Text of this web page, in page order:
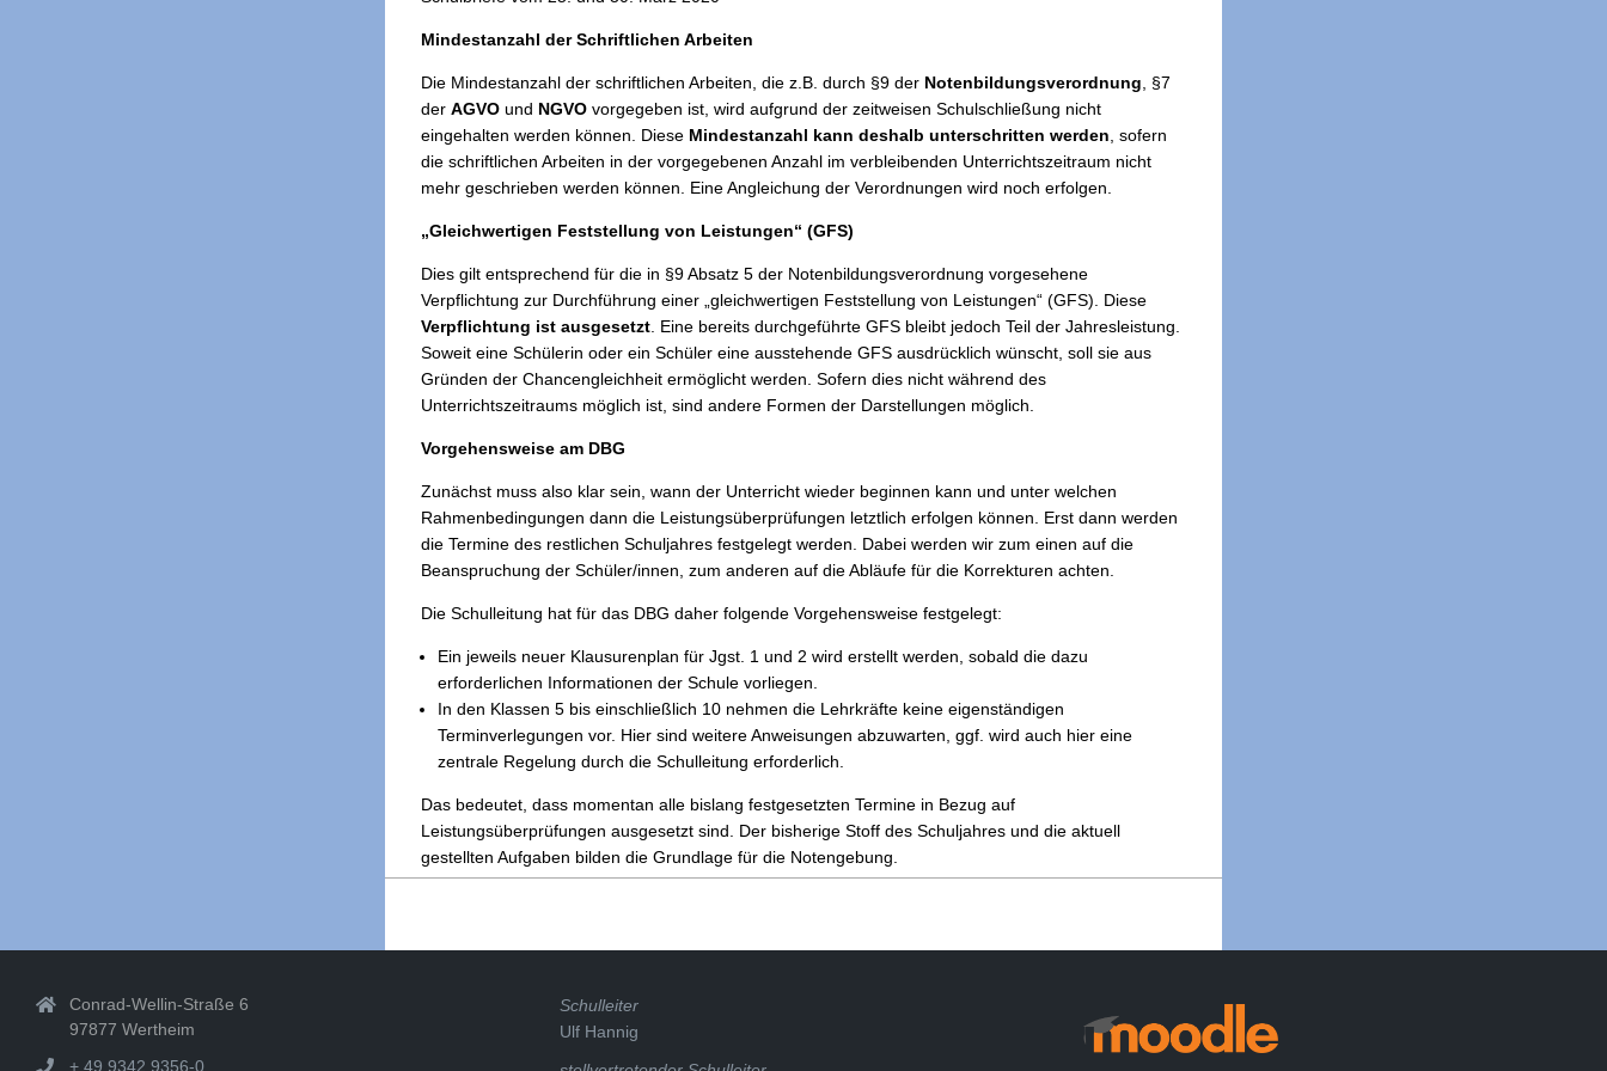
Mindestanzahl der Schriftlichen Arbeiten
Die Mindestanzahl der schriftlichen Arbeiten, die z.B. durch §9 der Notenbildungsverordnung , §7
der AGVO und NGVO vorgegeben ist, wird aufgrund der zeitweisen Schulschließung nicht
eingehalten werden können. Diese Mindestanzahl kann deshalb unterschritten werden , sofern
die schriftlichen Arbeiten in der vorgegebenen Anzahl im verbleibenden Unterrichtszeitraum nicht
mehr geschrieben werden können. Eine Angleichung der Verordnungen wird noch erfolgen.
„Gleichwertigen Feststellung von Leistungen“ (GFS)
Dies gilt entsprechend für die in §9 Absatz 5 der Notenbildungsverordnung vorgesehene
Verpflichtung zur Durchführung einer „gleichwertigen Feststellung von Leistungen“ (GFS). Diese
Verpflichtung ist ausgesetzt . Eine bereits durchgeführte GFS bleibt jedoch Teil der Jahresleistung.
Soweit eine Schülerin oder ein Schüler eine ausstehende GFS ausdrücklich wünscht, soll sie aus
Gründen der Chancengleichheit ermöglicht werden. Sofern dies nicht während des
Unterrichtszeitraums möglich ist, sind andere Formen der Darstellungen möglich.
Vorgehensweise am DBG
Zunächst muss also klar sein, wann der Unterricht wieder beginnen kann und unter welchen
Rahmenbedingungen dann die Leistungsüberprüfungen letztlich erfolgen können. Erst dann werden
die Termine des restlichen Schuljahres festgelegt werden. Dabei werden wir zum einen auf die
Beanspruchung der Schüler/innen, zum anderen auf die Abläufe für die Korrekturen achten.
Die Schulleitung hat für das DBG daher folgende Vorgehensweise festgelegt:
Ein jeweils neuer Klausurenplan für Jgst. 1 und 2 wird erstellt werden, sobald die dazu
erforderlichen Informationen der Schule vorliegen.
In den Klassen 5 bis einschließlich 10 nehmen die Lehrkräfte keine eigenständigen
Terminverlegungen vor. Hier sind weitere Anweisungen abzuwarten, ggf. wird auch hier eine
zentrale Regelung durch die Schulleitung erforderlich.
Das bedeutet, dass momentan alle bislang festgesetzten Termine in Bezug auf
Leistungsüberprüfungen ausgesetzt sind. Der bisherige Stoff des Schuljahres und die aktuell
gestellten Aufgaben bilden die Grundlage für die Notengebung.
Conrad-Wellin-Straße 6
97877 Wertheim
+ 49 9342 9356-0
Schulleiter
Ulf Hannig